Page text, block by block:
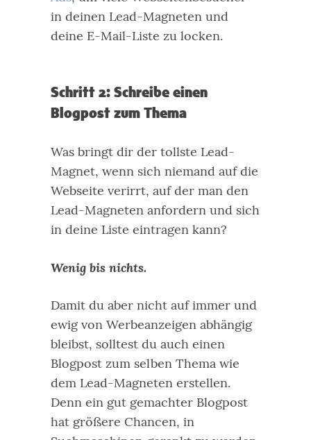
in deinen Lead-Magneten und
deine E-Mail-Liste zu locken.
Schritt 2: Schreibe einen
Blogpost zum Thema
Was bringt dir der tollste Lead-
Magnet, wenn sich niemand auf die
Webseite verirrt, auf der man den
Lead-Magneten anfordern und sich
in deine Liste eintragen kann?
Wenig bis nichts.
Damit du aber nicht auf immer und
ewig von Werbeanzeigen abhängig
bleibst, solltest du auch einen
Blogpost zum selben Thema wie
dem Lead-Magneten erstellen.
Denn ein gut gemachter Blogpost
hat größere Chancen, in